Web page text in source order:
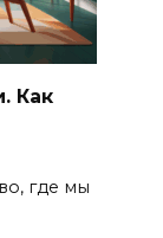
Как
где мы